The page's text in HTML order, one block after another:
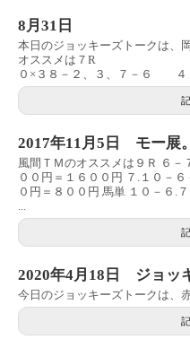
8月31日
本日のジョッキーズトークは、
オススメは７R ８
０×３８－２、３、７－６ ４
2017年11月5日 モー展。
風間ＴＭのオススメは９
００円＝１６００円 ７.１
０円＝８００円 馬単 １０
2020年4月18日 ジョッ
今日のジョッキーズトークは、